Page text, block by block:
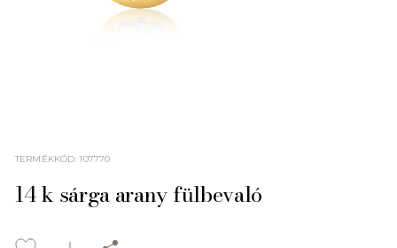
TERMÉKKÓD:107770
14 k sárga arany fülbevaló